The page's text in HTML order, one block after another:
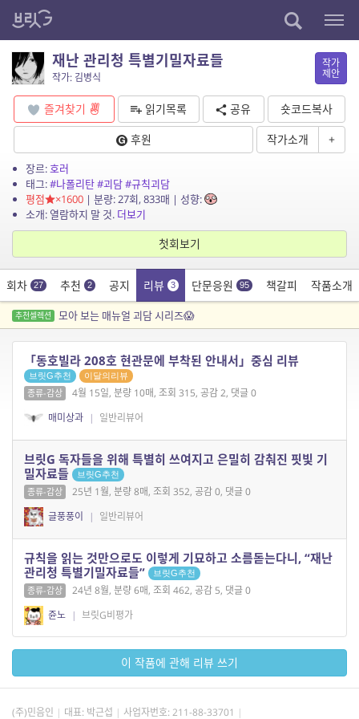
재난 관리청 특별기밀자료들
작가: 김병식
작가
제안
즐겨찾기 읽기목록 공유
숏코드복사
후원
작가소개 +
장르:호러
태그:#나폴리탄#괴담#규칙괴담
평점
×1600| 분량: 27회, 833매 | 성향:
소개: 열람하지 말 것. 더보기
첫회보기
회차 27 추천 2 공지 리뷰 3 단문응원 95 책갈피 작품소개
추천셀렉션 모아 보는 매뉴얼 괴담 시리즈😱
「동호빌라 208호 현관문에 부착된 안내서」중심 리뷰
브릿G추천 이달의리뷰
종류-감상
4월 15일, 분량 10매, 조회 315, 공감 2, 댓글 0
매미상과 | 일반리뷰어
브릿G 독자들을 위해 특별히 쓰여지고 은밀히 감춰진 핏빛 기
밀자료들
브릿G추천
종류-감상
25년 1월, 분량 8매, 조회 352, 공감 0, 댓글 0
글풍풍이
| 일반리뷰어
규칙을 읽는 것만으로도 이렇게 기묘하고 소름돋는다니, “재난
관리청 특별기밀자료들”
브릿G추천
종류-감상
24년 8월, 분량 6매, 조회 462, 공감 5, 댓글 0
쥰노 | 브릿G비평가
이 작품에 관해 리뷰 쓰기
(주)민음인 대표: 박근섭 사업자번호: 211-88-33701